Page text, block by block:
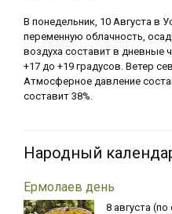
В понедельник, 10 Августа в
переменную облачность,
воздуха составит в дневные
+17 до +19 градусов. Ветер
Атмосферное давление
составит 38%.
Народный
Ермолаев день
8 августа